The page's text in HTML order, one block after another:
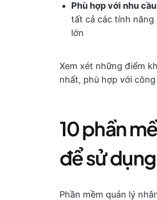
Phù hợp với nhu
tất cả các tính năng
lớn
Xem xét những điểm
nhất, phù hợp với
10 phần
để sử dụng
Phần mềm quản lý